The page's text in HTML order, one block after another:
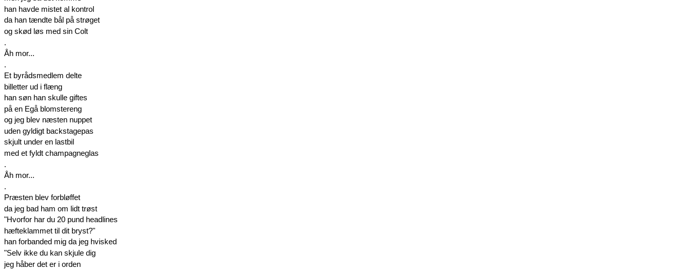
han havde mistet al kontrol
da han tændte bål på strøget
og skød løs med sin Colt
.
Åh mor...
.
Et byrådsmedlem delte
billetter ud i flæng
han søn han skulle giftes
på en Egå blomstereng
og jeg blev næsten nuppet
uden gyldigt backstagepas
skjult under en lastbil
med et fyldt champagneglas
.
Åh mor...
.
Præsten blev forbløffet
da jeg bad ham om lidt trøst
"Hvorfor har du 20 pund headlines
hæfteklammet til dit bryst?"
han forbanded mig da jeg hvisked
"Selv ikke du kan skjule dig
jeg håber det er i orden